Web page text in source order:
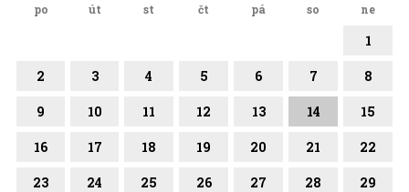
po út st čt pá so ne
1
2 3 4 5 6 7 8
9 10 11 12 13 14 15
16 17 18 19 20 21 22
23 24 25 26 27 28 29